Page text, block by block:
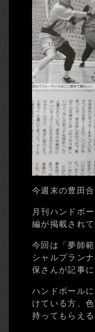
今週末の豊田
月刊ハンドボ
編が掲載されて
今回は「夢師
シャルプラン
保さんが記事
ハンドボール
けている方、
持ってもらえ